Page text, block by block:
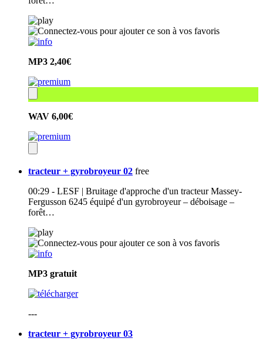
MP3 2,40€
WAV 6,00€
tracteur + gyrobroyeur 02 free
00:29 - LESF | Bruitage d'approche d'un tracteur Massey-
Fergusson 6245 équipé d'un gyrobroyeur – déboisage –
forêt…
MP3 gratuit
---
tracteur + gyrobroyeur 03